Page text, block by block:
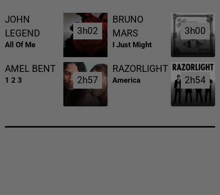
JOHN
LEGEND
All Of Me
3h02
3h02
BRUNO
MARS
I Just Might
3h00
3h00
AMEL BENT
1 2 3 2h57
2h57
RAZORLIGHT
America 2h54
2h54